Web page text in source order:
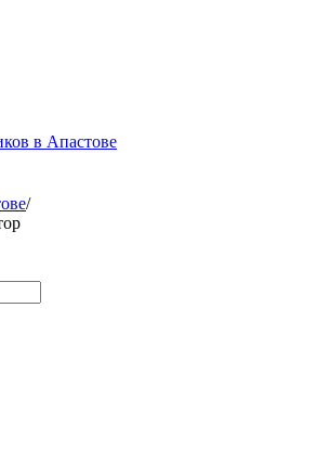
в Апастове
/